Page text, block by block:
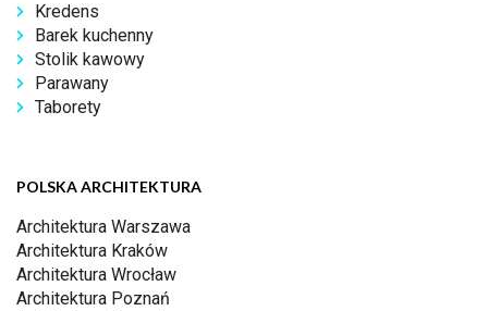
Kredens
Barek kuchenny
Stolik kawowy
Parawany
Taborety
POLSKA ARCHITEKTURA
Architektura Warszawa
Architektura Kraków
Architektura Wrocław
Architektura Poznań